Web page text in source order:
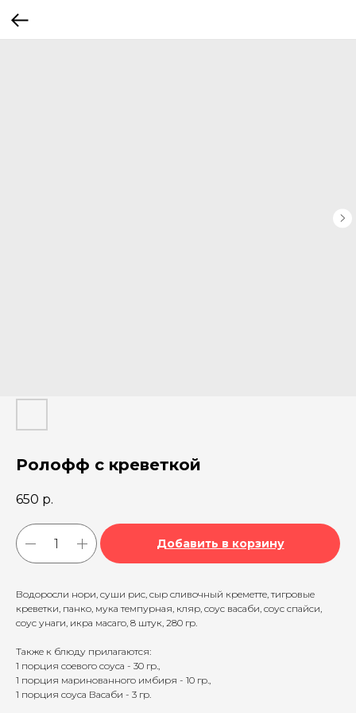
Ролофф с креветкой
650 р.
Добавить в корзину
Водоросли нори, суши рис, сыр сливочный креметте, тигровые
креветки, панко, мука темпурная, кляр, соус васаби, соус спайси,
соус унаги, икра масаго, 8 штук, 280 гр.
Также к блюду прилагаются:
1 порция соевого соуса - 30 гр.,
1 порция маринованного имбиря - 10 гр.,
1 порция соуса Васаби - 3 гр.